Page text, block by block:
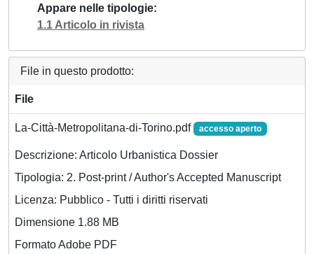
Appare nelle tipologie
1.1 Articolo in rivista
File in questo prodotto:
File
La-Città-Metropolitana-di-Torino.pdf accesso aperto
Descrizione: Articolo Urbanistica Dossier
Tipologia: 2. Post-print / Author's Accepted Manuscript
Licenza: Pubblico - Tutti i diritti riservati
Dimensione 1.88 MB
Formato Adobe PDF